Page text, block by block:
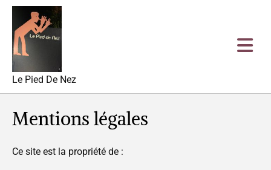
Accéder au contenu
Le Pied De Nez
Mentions légales
Ce site est la propriété de :